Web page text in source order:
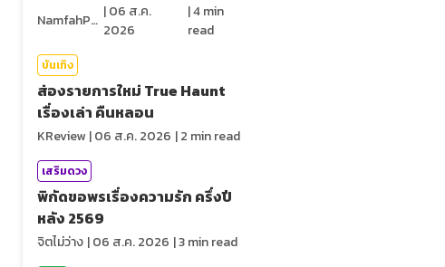
NamfahPhupha |06 ส.ค.
2026
|4min
read
บันเทิง
ส่องรายการใหม่ True Haunt
เรื่องเล่า คืนหลอน
KReview |06 ส.ค. 2026 |2 min read
เสริมดวง
พิกัดขอพรเรื่องความรัก ครึ่งปี
หลัง 2569
จิตไม่ว่าง |06 ส.ค. 2026 |3min read